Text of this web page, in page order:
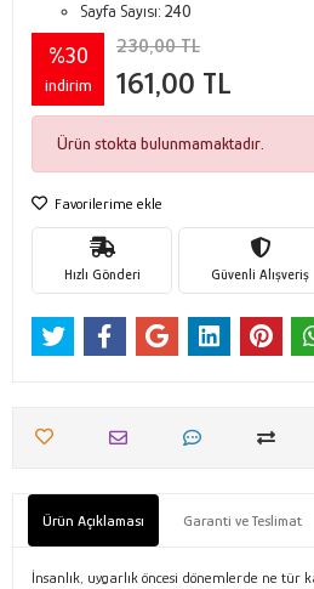
Sayfa Sayısı: 240
%30
indirim
230,00 TL
161,00 TL
Ürün stokta bulunmamaktadır.
Favorilerime ekle
Hızlı Gönderi Güvenli Alışveriş
Ürün Açıklaması Garanti ve Teslimat
İnsanlık, uygarlık öncesi dönemlerde ne tür